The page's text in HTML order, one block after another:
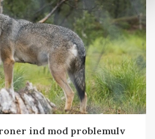
ind mod problemulv